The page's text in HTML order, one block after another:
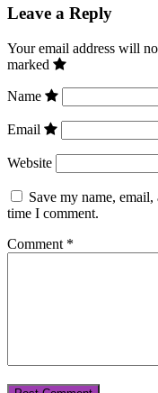
Leave a Reply
Your email address will
marked
Name
Email
Website
Save my name,
time I comment.
Comment *